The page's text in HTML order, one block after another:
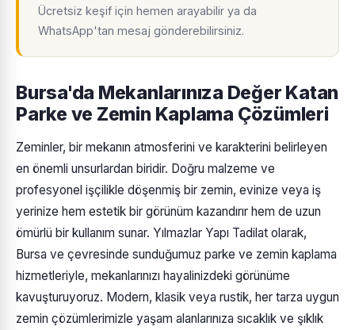
Ücretsiz keşif için hemen arayabilir ya da
WhatsApp'tan mesaj gönderebilirsiniz.
Bursa'da Mekanlarınıza Değer Katan
Parke ve Zemin Kaplama Çözümleri
Zeminler, bir mekanın atmosferini ve karakterini belirleyen
en önemli unsurlardan biridir. Doğru malzeme ve
profesyonel işçilikle döşenmiş bir zemin, evinize veya iş
yerinize hem estetik bir görünüm kazandırır hem de uzun
ömürlü bir kullanım sunar. Yılmazlar Yapı Tadilat olarak,
Bursa ve çevresinde sunduğumuz parke ve zemin kaplama
hizmetleriyle, mekanlarınızı hayalinizdeki görünüme
kavuşturuyoruz. Modern, klasik veya rustik, her tarza uygun
zemin çözümlerimizle yaşam alanlarınıza sıcaklık ve şıklık